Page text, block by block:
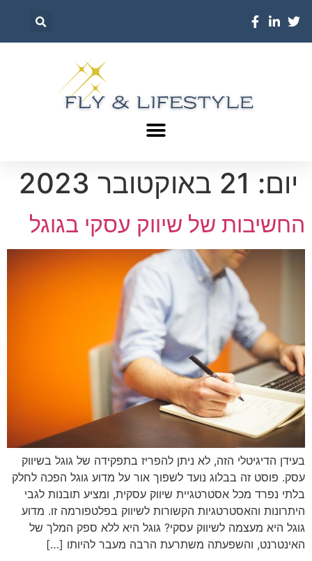
יום: 21 באוקטובר 2023
החשיבות של שיווק עסקי בגוגל
בעידן הדיגיטלי הזה, לא ניתן להפריז בתפקידה של גוגל בשיווק
עסק. פוסט זה בבלוג נועד לשפוך אור על מדוע גוגל הפכה לחלק
בלתי נפרד מכל אסטרטגיית שיווק עסקית, ומציע תובנות לגבי
היתרונות והאסטרטגיות הקשורות לשיווק בפלטפורמה זו. מדוע
גוגל היא מעצמה לשיווק עסקי? גוגל היא ללא ספק המלך של
האינטרנט, והשפעתה משתרעת הרבה מעבר להיותו […]